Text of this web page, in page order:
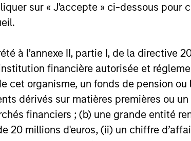
sur « J'accepte » ci-dessous pour
à l’annexe II, partie I, de la directive
financière autorisée et
organisme, un fonds de pension
dérivés sur matières premières ou
financiers ; (b) une grande entité
20 millions d'euros, (ii) un chiffre
des résultats futurs. Les rendements
change. Tous les calculs des données de
exprimés nets de frais et ne prennent pas
rachat de parts. La source de toutes les